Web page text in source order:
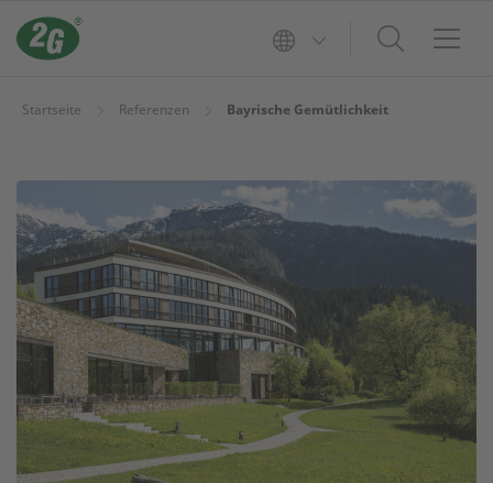
Startseite Referenzen Bayrische Gemütlichkeit